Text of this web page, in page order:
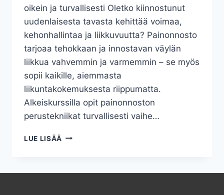
oikein ja turvallisesti Oletko kiinnostunut
uudenlaisesta tavasta kehittää voimaa,
kehonhallintaa ja liikkuvuutta? Painonnosto
tarjoaa tehokkaan ja innostavan väylän
liikkua vahvemmin ja varmemmin – se myös
sopii kaikille, aiemmasta
liikuntakokemuksesta riippumatta.
Alkeiskurssilla opit painonnoston
perustekniikat turvallisesti vaihe…
LUE LISÄÄ PAINONNOSTON